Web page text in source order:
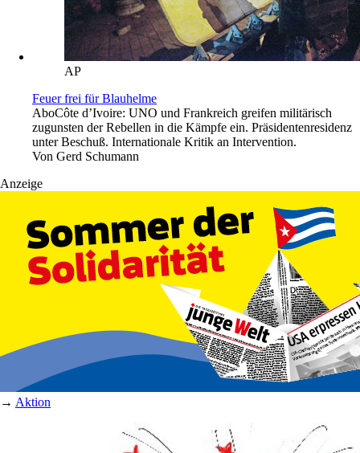
AP
Feuer frei für Blauhelme
AboCôte d’Ivoire: UNO und Frankreich greifen militärisch
zugunsten der Rebellen in die Kämpfe ein. Präsidentenresidenz
unter Beschuß. Internationale Kritik an Intervention.
Von Gerd Schumann
Anzeige
→ Aktion